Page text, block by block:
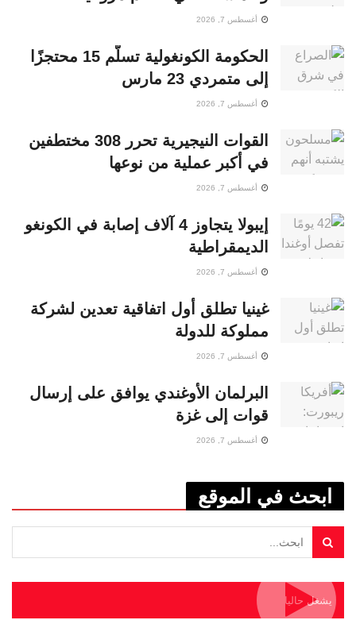
أغسطس 7, 2026
الحكومة الكونغولية تسلّم 15 محتجزًا
إلى متمردي 23 مارس
أغسطس 7, 2026
القوات النيجيرية تحرر 308 مختطفين
في أكبر عملية من نوعها
أغسطس 7, 2026
إيبولا يتجاوز 4 آلاف إصابة في الكونغو
الديمقراطية
أغسطس 7, 2026
غينيا تطلق أول اتفاقية تعدين لشركة
مملوكة للدولة
أغسطس 7, 2026
البرلمان الأوغندي يوافق على إرسال
قوات إلى غزة
أغسطس 7, 2026
ابحث في الموقع
يشغل حاليا